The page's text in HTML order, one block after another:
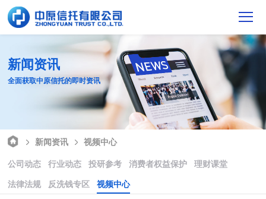
新闻资讯
全面获取中原信托的即时资讯
新闻资讯
视频中心
公司动态
行业动态 投研参考 消费者权益保护
理财课堂
法律法规
反洗钱专区 视频中心